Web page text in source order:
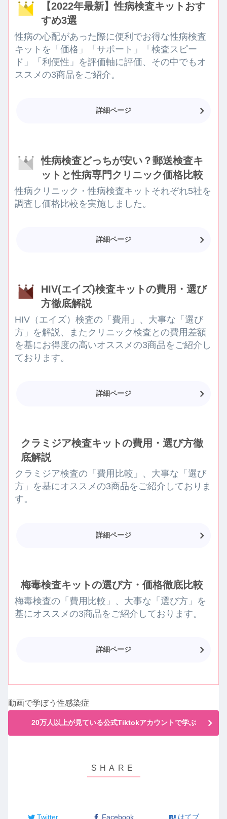
【2022年最新】性病検査キットおす
すめ3選
性病の心配があった際に便利でお得な性病検査
キットを「価格」「サポート」「検査スピー
ド」「利便性」を評価軸に評価、その中でもオ
ススメの3商品をご紹介。
詳細ページ
性病検査どっちが安い？郵送検査キ
ットと性病専門クリニック価格比較
性病クリニック・性病検査キットそれぞれ5社を
調査し価格比較を実施しました。
詳細ページ
HIV(エイズ)検査キットの費用・選び
方徹底解説
HIV（エイズ）検査の「費用」、大事な「選び
方」を解説、またクリニック検査との費用差額
を基にお得度の高いオススメの3商品をご紹介し
ております。
詳細ページ
クラミジア検査キットの費用・選び方徹
底解説
クラミジア検査の「費用比較」、大事な「選び
方」を基にオススメの3商品をご紹介しておりま
す。
詳細ページ
梅毒検査キットの選び方・価格徹底比較
梅毒検査の「費用比較」、大事な「選び方」を
基にオススメの3商品をご紹介しております。
詳細ページ
動画で学ぼう性感染症
20万人以上が見ている公式Tiktokアカウントで学ぶ
Twitter Facebook はてブ